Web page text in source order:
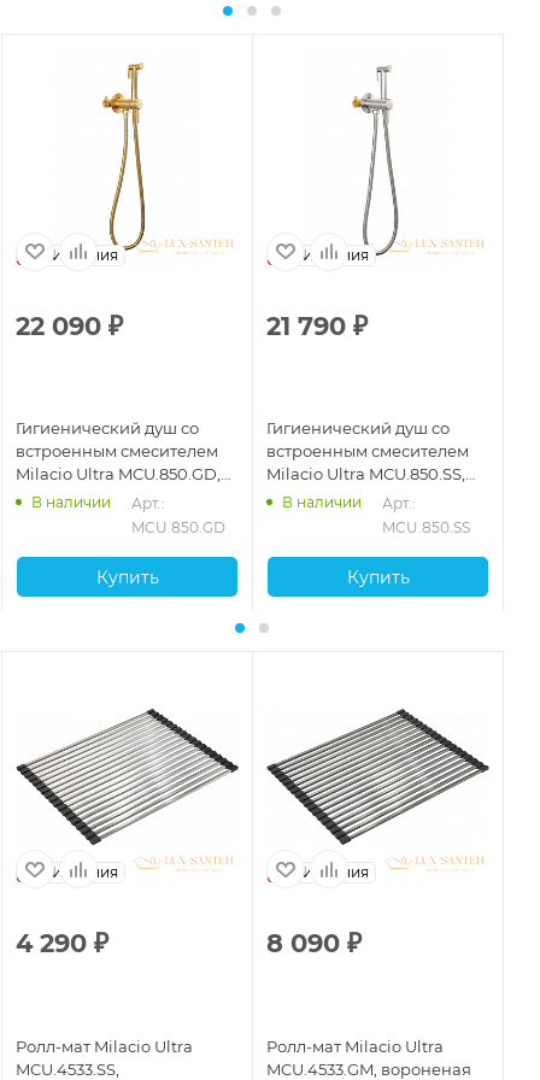
Испания
22 090 ₽
Гигиенический душ со
встроенным смесителем
Milacio Ultra MCU.850.GD,
золото брашированное
В наличии
Арт.:
MCU.850.GD
Купить
Испания
21 790 ₽
Гигиенический душ со
встроенным смесителем
Milacio Ultra MCU.850.SS,
нержавеющая сталь
В наличии
Арт.:
MCU.850.SS
Купить
Испания
4 290 ₽
Ролл-мат Milacio Ultra
MCU.4533.SS,
Испания
8 090 ₽
Ролл-мат Milacio Ultra
MCU.4533.GM, вороненая